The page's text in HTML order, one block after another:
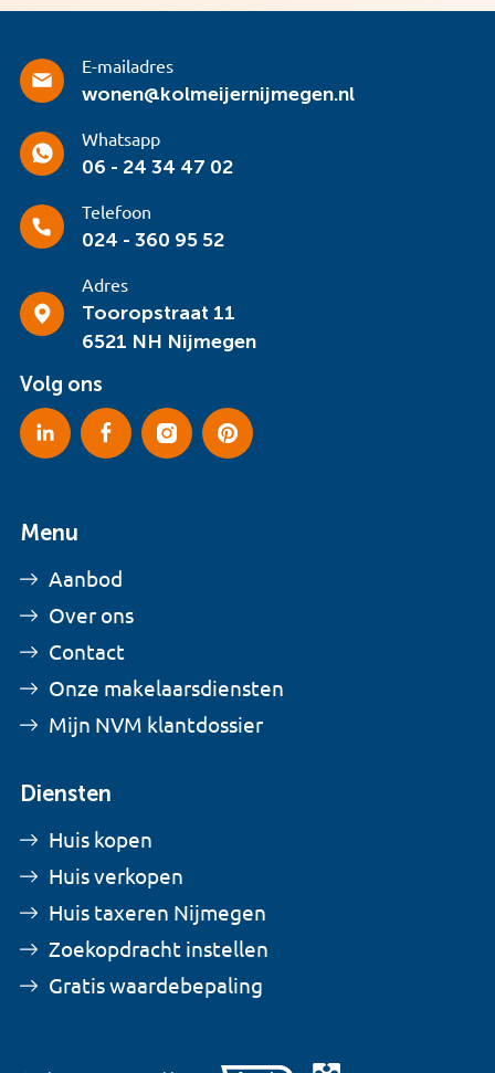
E-mailadres
wonen@kolmeijernijmegen.nl
Whatsapp
06 - 24 34 47 02
Telefoon
024 - 360 95 52
Adres
Tooropstraat 11
6521 NH Nijmegen
Volg ons
Menu
Aanbod
Over ons
Contact
Onze makelaarsdiensten
Mijn NVM klantdossier
Diensten
Huis kopen
Huis verkopen
Huis taxeren Nijmegen
Zoekopdracht instellen
Gratis waardebepaling